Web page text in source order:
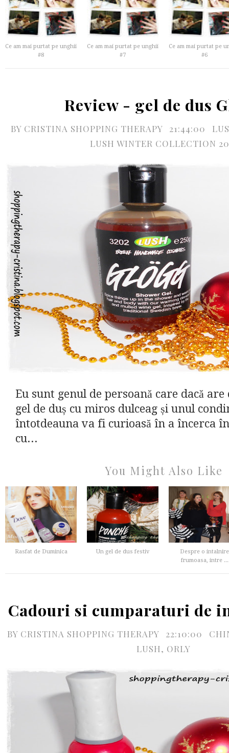
Ce am mai purtat pe unghii
#8
Ce am mai purtat pe unghii
#7
Ce am mai purtat pe
#6
Review - gel de dus
BY CRISTINA SHOPPING THERAPY 21:44:00
LUSH WINTER COLLECTION
Eu sunt genul de persoană care dacă
gel de duș cu miros dulceag și unul
întotdeauna va fi curioasă în a încerca
cu...
You Might Also Like
Rasfat de Duminica Un gel de dus festiv
Despre o intalnire
frumoasa, intre ...
Cadouri si cumparaturi de
BY CRISTINA SHOPPING THERAPY 22:10:00
LUSH, ORLY